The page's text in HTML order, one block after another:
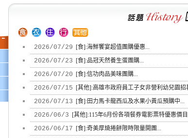
2026/07/29 [食]:海鮮饗宴超值團購優惠...
2026/07/23 [食]:品冠天然養生蛋團購...
2026/07/20 [食]:信功肉品美味團購...
2026/07/15 [其他]:高雄市政府員工子女非營利幼兒園招
2026/07/13 [食]:田力馬卡龍西瓜及水果小黃瓜預購中...
2026/06/3 [其他]:115年6月份各項餐券電影票特優惠價
2026/06/17 [食]:奇美厚燒捲餅限時限量開團...